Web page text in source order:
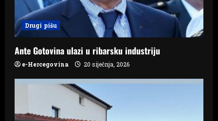
o
n
Drugi pišu
Ante Gotovina ulazi u ribarsku industriju
e-Hercegovina 20 siječnja, 2026